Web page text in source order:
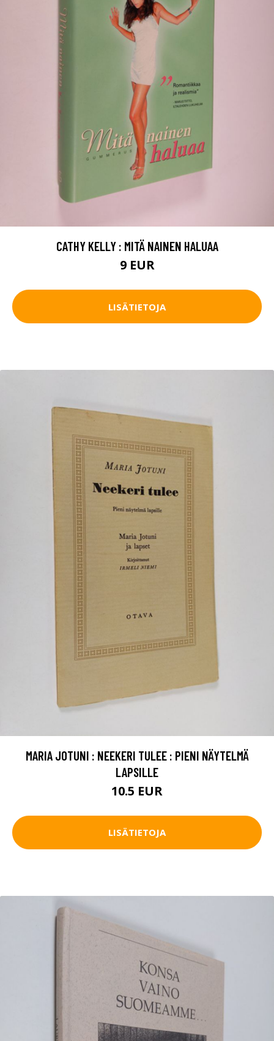
CATHY KELLY : MITÄ NAINEN HALUAA
9 EUR
LISÄTIETOJA
MARIA JOTUNI : NEEKERI TULEE : PIENI NÄYTELMÄ
LAPSILLE
10.5 EUR
LISÄTIETOJA